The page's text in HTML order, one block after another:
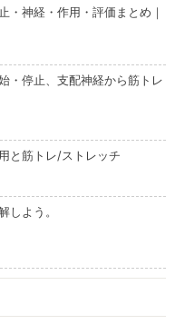
・神経・作用・評価まとめ｜
・停止、支配神経から筋トレ
と筋トレ/ストレッチ
しよう。